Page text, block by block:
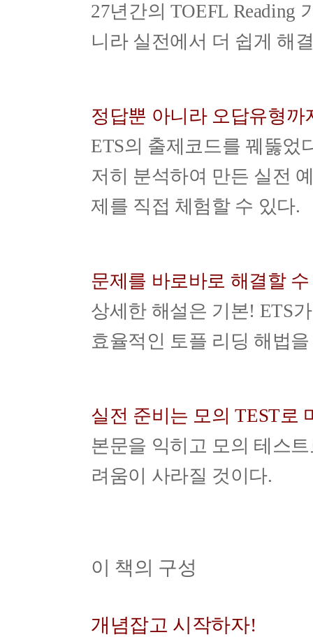
27년간의 TOEFL Reading
니라 실전에서 더 쉽게 해
정답뿐 아니라 오답유형
ETS의 출제코드를 꿰뚫었
저히 분석하여 만든 실전
제를 직접 체험할 수 있다.
문제를 바로바로 해결할
상세한 해설은 기본! ETS
효율적인 토플 리딩 해법
실전 준비는 모의 TEST로
본문을 익히고 모의 테스
려움이 사라질 것이다.
이 책의 구성
개념잡고 시작하자!